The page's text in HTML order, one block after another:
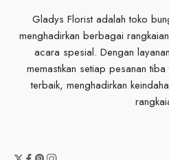
Gladys Florist adalah toko
menghadirkan berbagai
acara spesial. Dengan
memastikan setiap pesanan
terbaik, menghadirkan